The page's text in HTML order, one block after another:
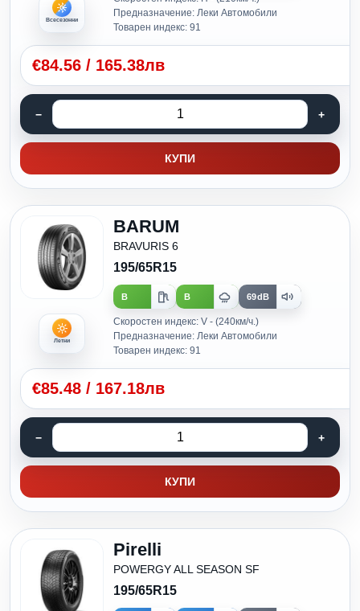
Всесезонни
Предназначение: Леки Автомобили
Товарен индекс: 91
€84.56 / 165.38лв
КУПИ
Летни
BARUM
BRAVURIS 6
195/65R15
B B 69dB
Скоростен индекс: V - (240км/ч.)
Предназначение: Леки Автомобили
Товарен индекс: 91
€85.48 / 167.18лв
КУПИ
Pirelli
POWERGY ALL SEASON SF
195/65R15